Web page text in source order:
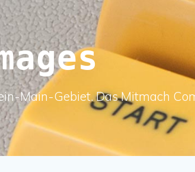
Main-Gebiet. Das Mitmach